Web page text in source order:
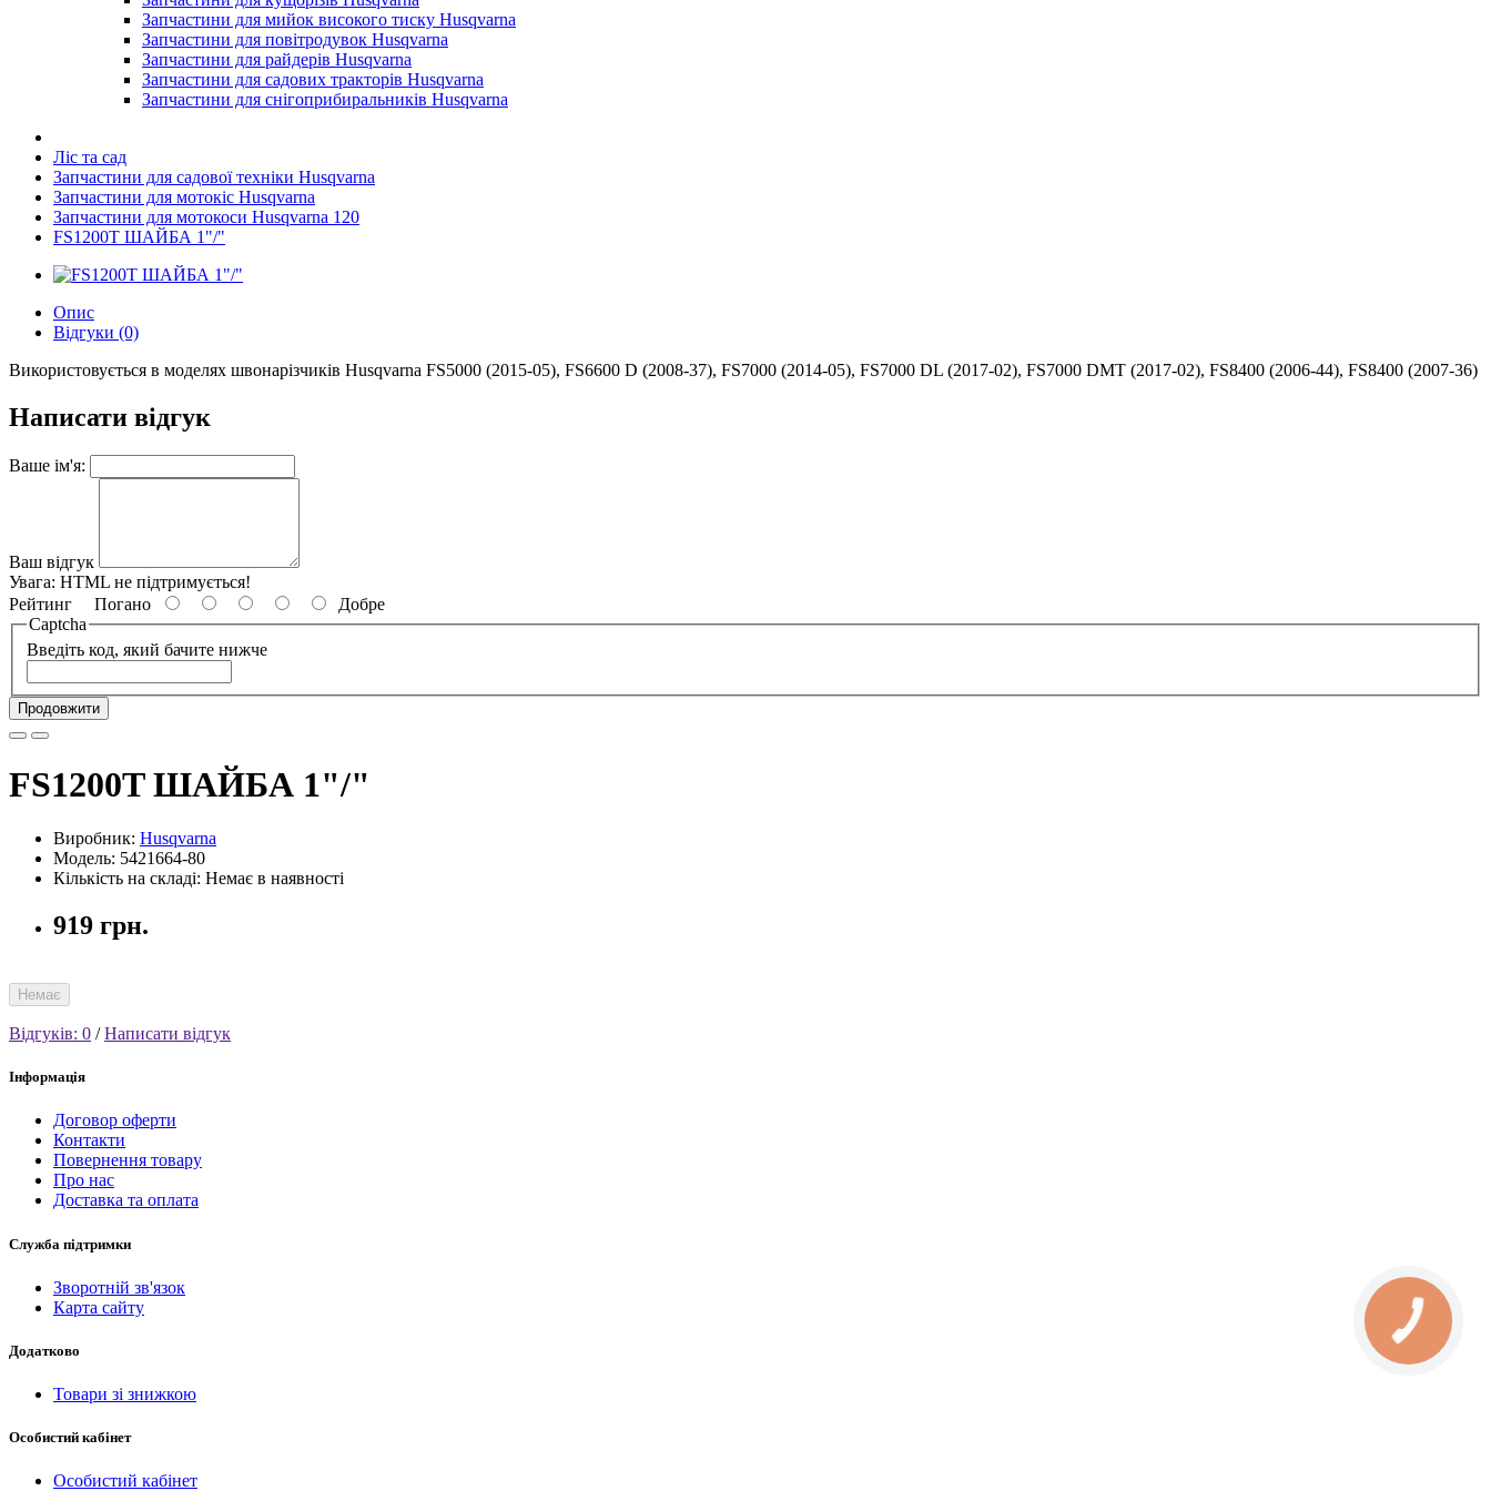
Запчастини для мийок високого тиску Husqvarna
Запчастини для повітродувок Husqvarna
Запчастини для райдерів Husqvarna
Запчастини для садових тракторів Husqvarna
Запчастини для снігоприбиральників Husqvarna
Ліс та сад
Запчастини для садової техніки Husqvarna
Запчастини для мотокіс Husqvarna
Запчастини для мотокоси Husqvarna 120
FS1200T ШАЙБА 1"/"
Опис
Відгуки (0)
Використовується в моделях швонарізчиків Husqvarna FS5000 (2015-05), FS6600 D (2008-37), FS7000 (2014-05), FS7000 DL (2017-02), FS7000 DMT (2017-02), FS8400 (2006-44), FS8400 (2007-36)
Написати відгук
Ваше ім'я:
Ваш відгук
Увага: HTML не підтримується!
Рейтинг Погано
Добре
Captcha
Введіть код, який бачите нижче
Продовжити
FS1200T ШАЙБА 1"/"
Виробник: Husqvarna
Модель: 5421664-80
Кількість на складі: Немає в наявності
919 грн.
Немає
Відгуків: 0 /Написати відгук
Інформація
Договор оферти
Контакти
Повернення товару
Про нас
Доставка та оплата
Служба підтримки
Зворотній зв'язок
Карта сайту
Додатково
Товари зі знижкою
Особистий кабінет
Особистий кабінет